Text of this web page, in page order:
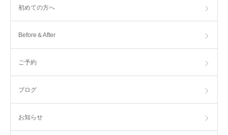
初めての方へ
Before＆After
ご予約
ブログ
お知らせ